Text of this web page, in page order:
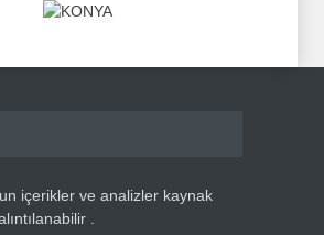
içerikler ve analizler kaynak
.